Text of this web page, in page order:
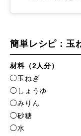
簡単レシピ：玉
材料（2人分）
◯玉ねぎ
◯しょうゆ
◯みりん
◯砂糖
◯水